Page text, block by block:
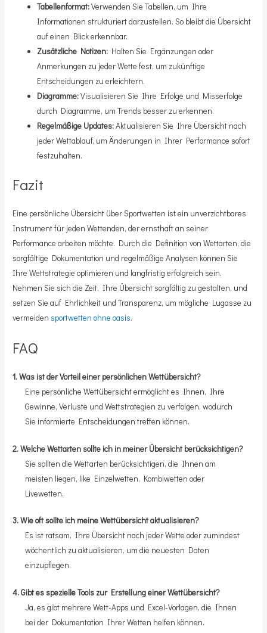
Tabellenformat:Verwenden Sie Tabellen, um Ihre
Informationen strukturiert darzustellen. So bleibt die Übersicht
auf einen Blick erkennbar.
Zusätzliche Notizen: Halten Sie Ergänzungen oder
Anmerkungen zu jeder Wette fest, um zukünftige
Entscheidungen zu erleichtern.
Diagramme:Visualisieren Sie Ihre Erfolge und Misserfolge
durch Diagramme, um Trends besser zu erkennen.
Regelmäßige Updates:Aktualisieren Sie Ihre Übersicht nach
jeder Wettablauf, um Änderungen in Ihrer Performance sofort
festzuhalten.
Fazit
Eine persönliche Übersicht über Sportwetten ist ein unverzichtbares
Instrument für jeden Wettenden, der ernsthaft an seiner
Performance arbeiten möchte. Durch die Definition von Wettarten, die
sorgfältige Dokumentation und regelmäßige Analysen können Sie
Ihre Wettstrategie optimieren und langfristig erfolgreich sein.
Nehmen Sie sich die Zeit, Ihre Übersicht sorgfältig zu gestalten, und
setzen Sie auf Ehrlichkeit und Transparenz, um mögliche Lugasse zu
vermeiden sportwetten ohne oasis.
FAQ
1. Was ist der Vorteil einer persönlichen Wettübersicht?
Eine persönliche Wettübersicht ermöglicht es Ihnen, Ihre
Gewinne, Verluste und Wettstrategien zu verfolgen, wodurch
Sie informierte Entscheidungen treffen können.
2. Welche Wettarten sollte ich in meiner Übersicht berücksichtigen?
Sie sollten die Wettarten berücksichtigen, die Ihnen am
meisten liegen, like Einzelwetten, Kombiwetten oder
Livewetten.
3. Wie oft sollte ich meine Wettübersicht aktualisieren?
Es ist ratsam, Ihre Übersicht nach jeder Wette oder zumindest
wöchentlich zu aktualisieren, um die neuesten Daten
einzupflegen.
4. Gibt es spezielle Tools zur Erstellung einer Wettübersicht?
Ja, es gibt mehrere Wett-Apps und Excel-Vorlagen, die Ihnen
bei der Dokumentation Ihrer Wetten helfen können.